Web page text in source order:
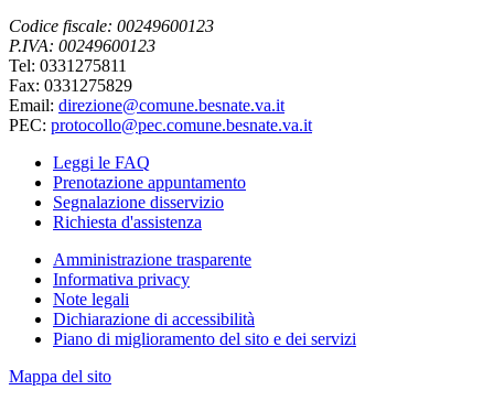
Codice fiscale: 00249600123
P.IVA: 00249600123
Tel: 0331275811
Fax: 0331275829
Email: direzione@comune.besnate.va.it
PEC: protocollo@pec.comune.besnate.va.it
Leggi le FAQ
Prenotazione appuntamento
Segnalazione disservizio
Richiesta d'assistenza
Amministrazione trasparente
Informativa privacy
Note legali
Dichiarazione di accessibilità
Piano di miglioramento del sito e dei servizi
Mappa del sito